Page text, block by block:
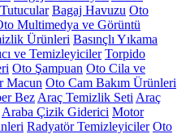
Bagaj Havuzu Oto
Multimedya ve Görüntü
Ürünleri Basınçlı Yıkama
ve Temizleyiciler Torpido
Oto Şampuan Oto Cila ve
Macun Oto Cam Bakım Ürünleri
Bez Araç Temizlik Seti Araç
Araba Çizik Giderici Motor
Radyatör Temizleyiciler Oto